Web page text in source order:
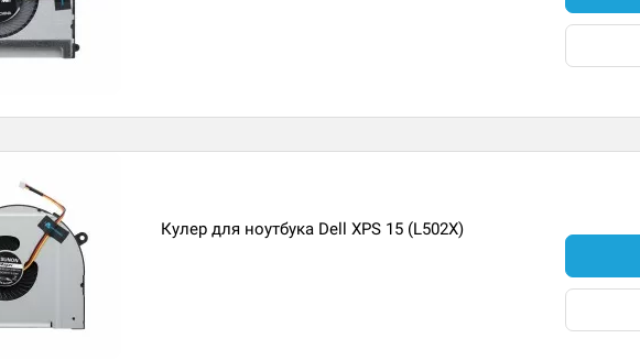
Кулер для ноутбука Dell XPS 15 (L502X)